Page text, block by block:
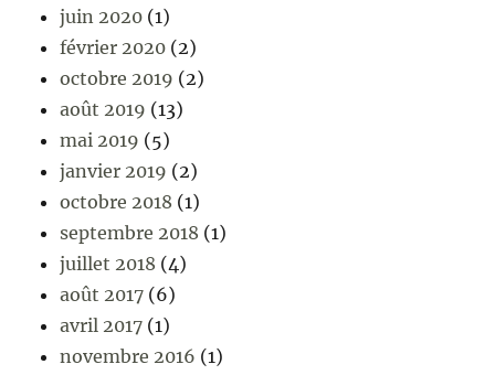
juin 2020 (1)
février 2020 (2)
octobre 2019 (2)
août 2019 (13)
mai 2019 (5)
janvier 2019 (2)
octobre 2018 (1)
septembre 2018 (1)
juillet 2018 (4)
août 2017 (6)
avril 2017 (1)
novembre 2016 (1)